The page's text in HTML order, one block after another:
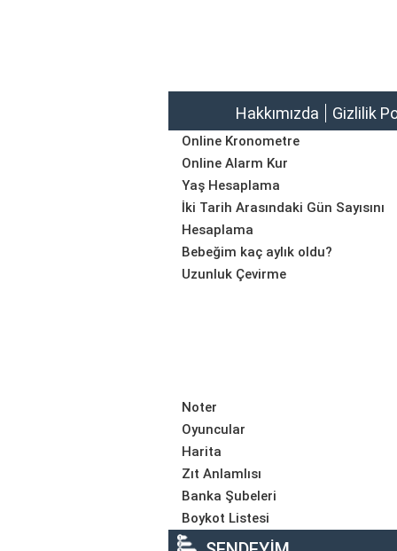
Hakkımızda Gizlilik
Online Kronometre
Online Alarm Kur
Yaş Hesaplama
İki Tarih Arasındaki Gün Sayısını
Hesaplama
Bebeğim kaç aylık oldu?
Uzunluk Çevirme
Noter
Oyuncular
Harita
Zıt Anlamlısı
Banka Şubeleri
Boykot Listesi